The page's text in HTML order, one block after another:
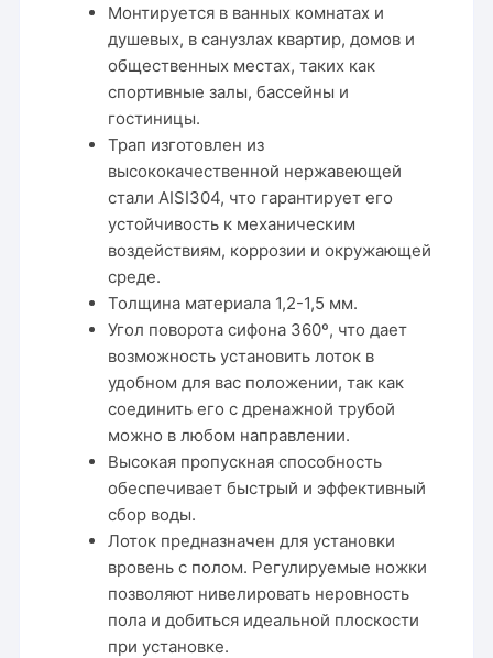
Монтируется в ванных комнатах и
душевых, в санузлах квартир, домов и
общественных местах, таких как
спортивные залы, бассейны и
гостиницы.
Трап изготовлен из
высококачественной нержавеющей
стали AISI304, что гарантирует его
устойчивость к механическим
воздействиям, коррозии и окружающей
среде.
Толщина материала 1,2-1,5 мм.
Угол поворота сифона 360º, что дает
возможность установить лоток в
удобном для вас положении, так как
соединить его с дренажной трубой
можно в любом направлении.
Высокая пропускная способность
обеспечивает быстрый и эффективный
сбор воды.
Лоток предназначен для установки
вровень с полом. Регулируемые ножки
позволяют нивелировать неровность
пола и добиться идеальной плоскости
при установке.